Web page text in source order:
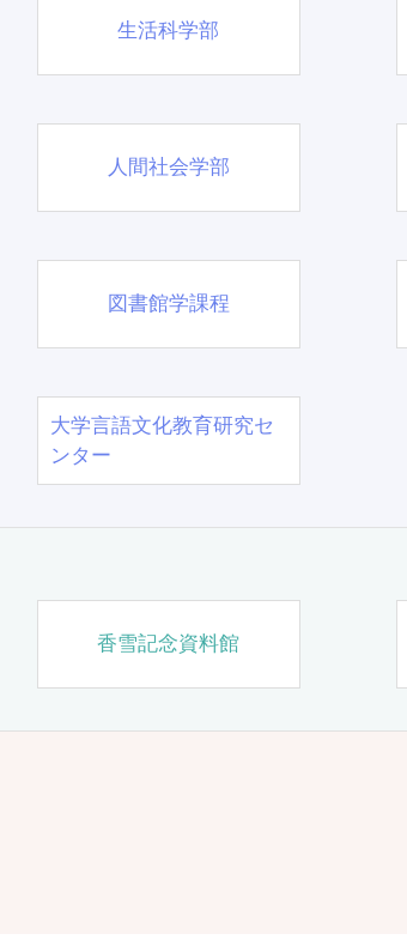
生活科学部
人間社会学部
図書館学課程
大学言語文化教育研究セ
ンター
香雪記念資料館